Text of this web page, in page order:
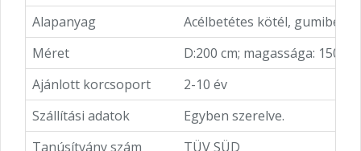
Alapanyag
Acélbetétes kötél,
Méret
D:200 cm; magassága: 150 cm
Ajánlott korcsoport
2-10 év
Szállítási adatok
Egyben szerelve.
Tanúsítvány szám
TÜV SÜD